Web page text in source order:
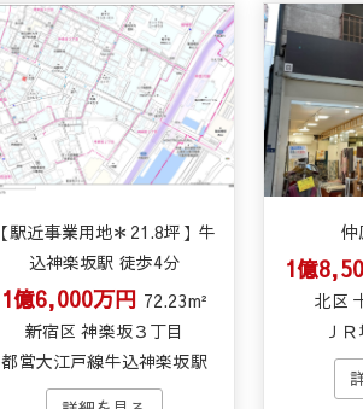
【駅近事業用地＊21.8坪】牛
込神楽坂駅 徒歩4分
1億6,000万円 72.23m²
新宿区 神楽坂３丁目
都営大江戸線牛込神楽坂駅
仲
1億
北区
Ｊ